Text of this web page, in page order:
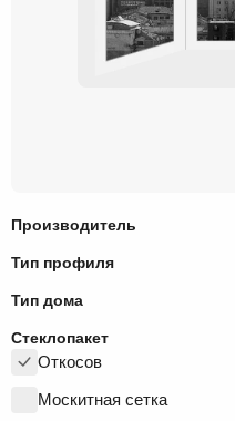
Производитель
Тип профиля
Тип дома
Стеклопакет
Откосов
Москитная сетка